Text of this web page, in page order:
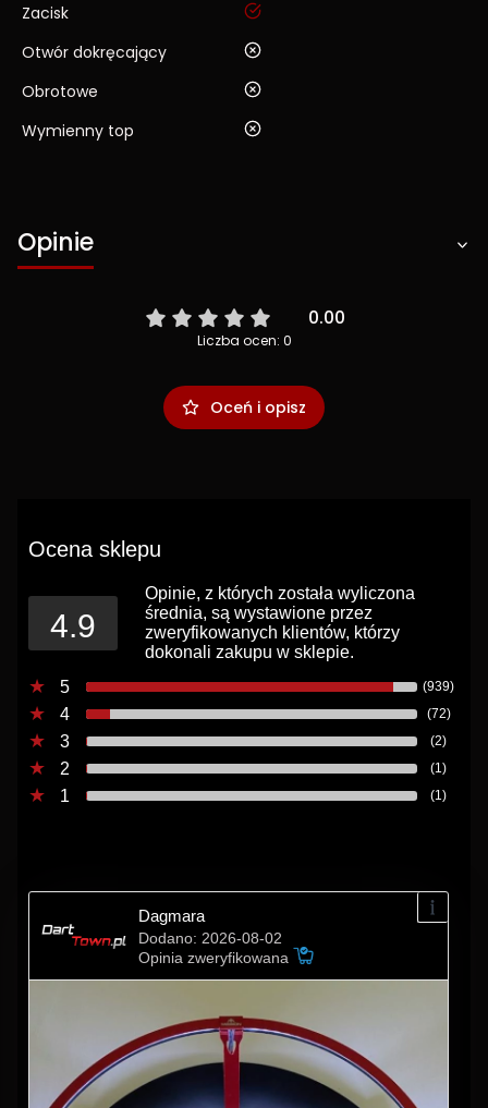
Zacisk
tak
Otwór dokręcający
nie
Obrotowe
nie
Wymienny top
nie
Opinie
0.00
Liczba ocen: 0
Oceń i opisz
Ocena sklepu
4.9
Opinie, z których została wyliczona
średnia, są wystawione przez
zweryfikowanych klientów, którzy
dokonali zakupu w sklepie.
5
(939)
4 (72)
3 (2)
2 (1)
1 (1)
Dagmara
Dodano: 2026-08-02
Opinia zweryfikowana